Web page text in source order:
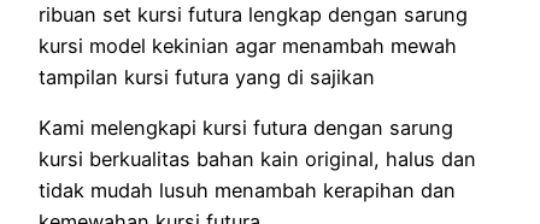
ribuan set kursi futura lengkap dengan sarung
kursi model kekinian agar menambah mewah
tampilan kursi futura yang di sajikan
Kami melengkapi kursi futura dengan sarung
kursi berkualitas bahan kain original, halus dan
tidak mudah lusuh menambah kerapihan dan